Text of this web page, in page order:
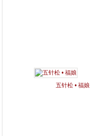
五针松 • 福娘